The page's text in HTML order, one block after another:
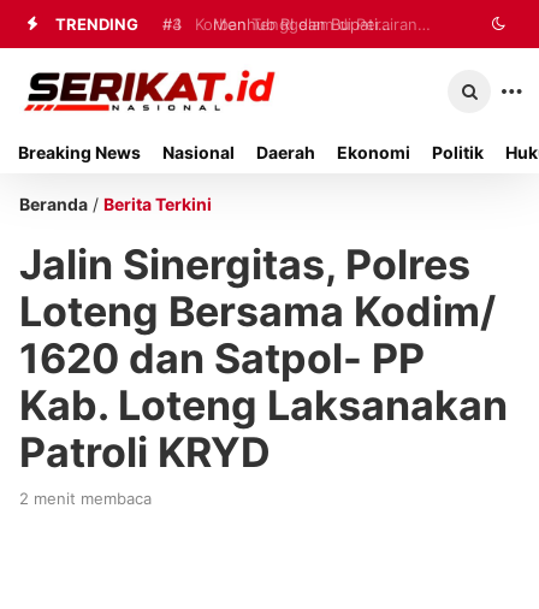
TRENDING #3 Menhub RI dan Bupati
Sumenep Perkuat Sinergi
#4 Korban Tenggelam di Perairan
Giligenting Ditemukan Mengapung,
Breaking News Nasional Daerah Ekonomi Politik
Beranda / Berita Terkini
Jalin Sinergitas, Polres
Loteng Bersama Kodim/
1620 dan Satpol- PP
Kab. Loteng Laksanakan
Patroli KRYD
2 menit membaca